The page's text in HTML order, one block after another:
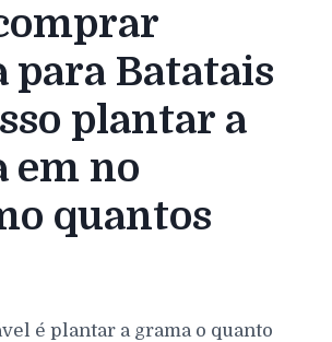
para Batatais
plantar a
em no
quantos
é plantar a grama o quanto